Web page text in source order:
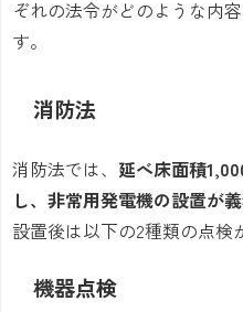
ぞれの法令がどのような内
す。
消防法
消防法では、 延べ床面積
し、非常用発電機の設置が
設置後は以下の2種類の点検
機器点検